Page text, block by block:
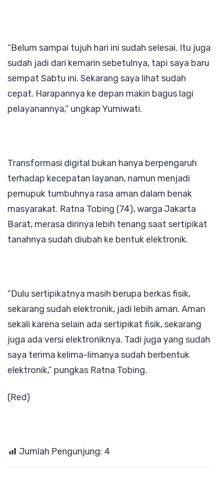
“Belum sampai tujuh hari ini sudah selesai. Itu juga
sudah jadi dari kemarin sebetulnya, tapi saya baru
sempat Sabtu ini. Sekarang saya lihat sudah
cepat. Harapannya ke depan makin bagus lagi
pelayanannya,” ungkap Yumiwati.
Transformasi digital bukan hanya berpengaruh
terhadap kecepatan layanan, namun menjadi
pemupuk tumbuhnya rasa aman dalam benak
masyarakat. Ratna Tobing (74), warga Jakarta
Barat, merasa dirinya lebih tenang saat sertipikat
tanahnya sudah diubah ke bentuk elektronik.
“Dulu sertipikatnya masih berupa berkas fisik,
sekarang sudah elektronik, jadi lebih aman. Aman
sekali karena selain ada sertipikat fisik, sekarang
juga ada versi elektroniknya. Tadi juga yang sudah
saya terima kelima-limanya sudah berbentuk
elektronik,” pungkas Ratna Tobing.
(Red)
Jumlah Pengunjung: 4